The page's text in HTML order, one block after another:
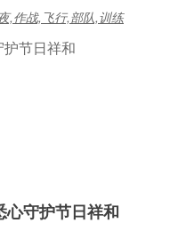
,作战,飞行,部队,训练
心守护节日祥和